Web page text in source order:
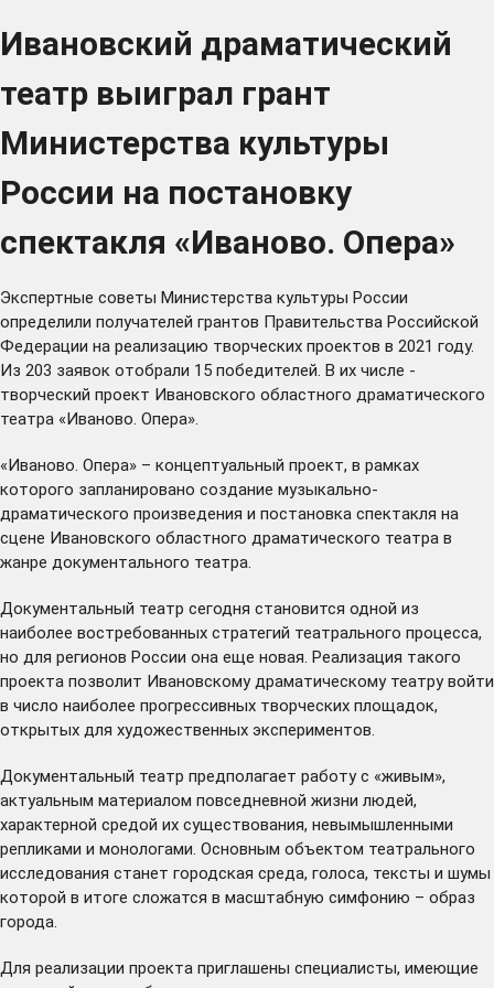
Ивановский драматический
театр выиграл грант
Министерства культуры
России на постановку
спектакля «Иваново. Опера»
Экспертные советы Министерства культуры России
определили получателей грантов Правительства Российской
Федерации на реализацию творческих проектов в 2021 году.
Из 203 заявок отобрали 15 победителей. В их числе -
творческий проект Ивановского областного драматического
театра «Иваново. Опера».
«Иваново. Опера» – концептуальный проект, в рамках
которого запланировано создание музыкально-
драматического произведения и постановка спектакля на
сцене Ивановского областного драматического театра в
жанре документального театра.
Документальный театр сегодня становится одной из
наиболее востребованных стратегий театрального процесса,
но для регионов России она еще новая. Реализация такого
проекта позволит Ивановскому драматическому театру войти
в число наиболее прогрессивных творческих площадок,
открытых для художественных экспериментов.
Документальный театр предполагает работу с «живым»,
актуальным материалом повседневной жизни людей,
характерной средой их существования, невымышленными
репликами и монологами. Основным объектом театрального
исследования станет городская среда, голоса, тексты и шумы
которой в итоге сложатся в масштабную симфонию – образ
города.
Для реализации проекта приглашены специалисты, имеющие